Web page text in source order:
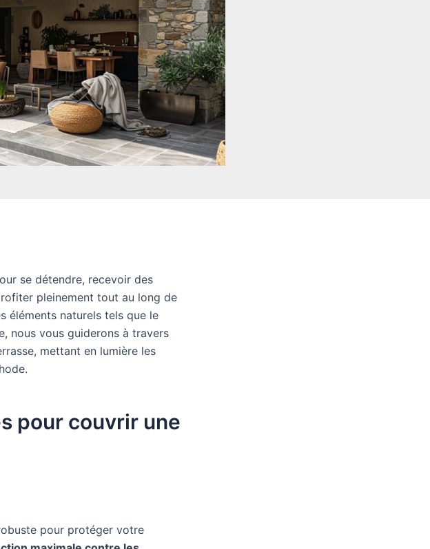
se détendre, recevoir des
pleinement tout au long de
éléments naturels tels que le
nous vous guiderons à travers
mettant en lumière les
pour couvrir une
pour protéger votre